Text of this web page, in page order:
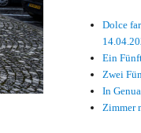
Dolce
Ein
Zwei
In
Zimmer